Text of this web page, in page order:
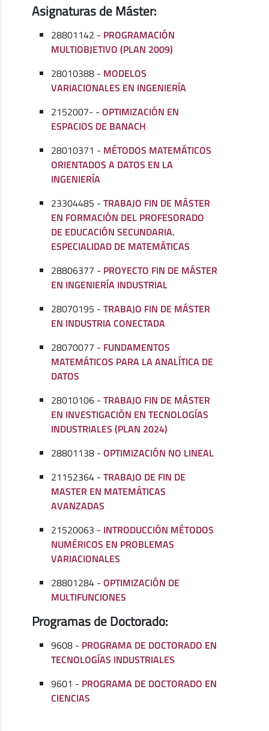
Asignaturas de Máster:
28801142 - PROGRAMACIÓN
MULTIOBJETIVO (PLAN 2009)
28010388 - MODELOS
VARIACIONALES EN INGENIERÍA
2152007- -OPTIMIZACIÓN EN
ESPACIOS DE BANACH
28010371 - MÉTODOS MATEMÁTICOS
ORIENTADOS A DATOS EN LA
INGENIERÍA
23304485 -TRABAJO FIN DE MÁSTER
EN FORMACIÓN DEL PROFESORADO
DE EDUCACIÓN SECUNDARIA.
ESPECIALIDAD DE MATEMÁTICAS
28806377 - PROYECTO FIN DE MÁSTER
EN INGENIERÍA INDUSTRIAL
28070195 -TRABAJO FIN DE MÁSTER
EN INDUSTRIA CONECTADA
28070077 - FUNDAMENTOS
MATEMÁTICOS PARA LA ANALÍTICA DE
DATOS
28010106 -TRABAJO FIN DE MÁSTER
EN INVESTIGACIÓN EN TECNOLOGÍAS
INDUSTRIALES (PLAN 2024)
28801138 -OPTIMIZACIÓN NO LINEAL
21152364 -TRABAJO DE FIN DE
MASTER EN MATEMÁTICAS
AVANZADAS
21520063 - INTRODUCCIÓN MÉTODOS
NUMÉRICOS EN PROBLEMAS
VARIACIONALES
28801284 -OPTIMIZACIÓN DE
MULTIFUNCIONES
Programas de Doctorado:
9608 - PROGRAMA DE DOCTORADO EN
TECNOLOGÍAS INDUSTRIALES
9601 - PROGRAMA DE DOCTORADO EN
CIENCIAS